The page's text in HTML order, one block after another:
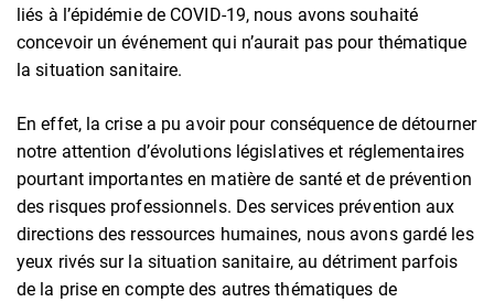
liés à l’épidémie de COVID-19, nous avons souhaité
concevoir un événement qui n’aurait pas pour thématique
la situation sanitaire.
En effet, la crise a pu avoir pour conséquence de détourner
notre attention d’évolutions législatives et réglementaires
pourtant importantes en matière de santé et de prévention
des risques professionnels. Des services prévention aux
directions des ressources humaines, nous avons gardé les
yeux rivés sur la situation sanitaire, au détriment parfois
de la prise en compte des autres thématiques de